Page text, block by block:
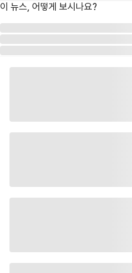
이 뉴스, 어떻게 보시나요?